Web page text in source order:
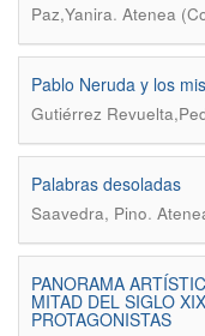
Paz,Yanira. Atenea
Pablo Neruda y los
Gutiérrez
Palabras desoladas
Saavedra, Pino.
PANORAMA
MITAD DEL SIGLO
PROTAGONISTAS